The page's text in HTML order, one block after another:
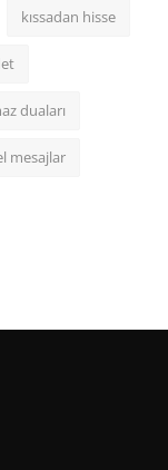
kıssadan hisse
duaları
mesajlar